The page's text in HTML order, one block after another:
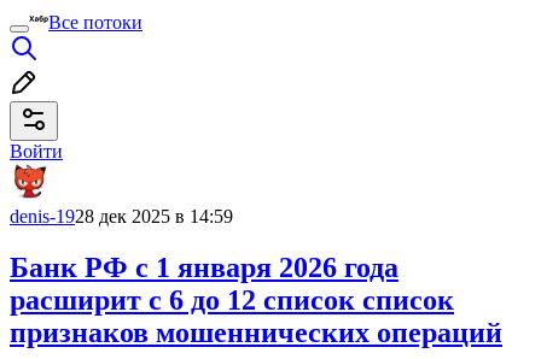
Все потоки
Войти
denis-1928 дек 2025 в 14:59
Банк РФ с 1 января 2026 года
расширит с 6 до 12 список список
признаков мошеннических операций